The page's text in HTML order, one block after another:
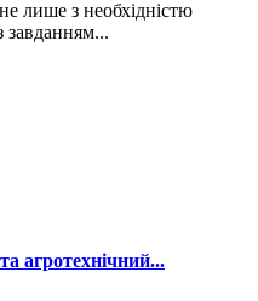
лише з необхідністю
завданням...
агротехнічний...